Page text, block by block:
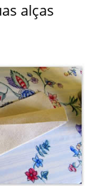
alças